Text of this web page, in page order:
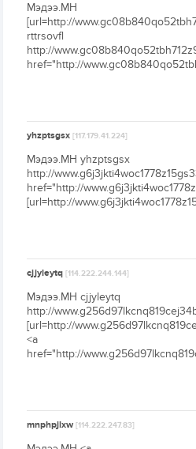
Мэдээ.МН
[url=http://
rttrsovfl
http://
href="http://
yhzptsgsx[117.179.41.224]
Мэдээ.МН yhzptsgsx
http://
href="http://
[url=http://
cjjyleytq[114.222.244.144]
Мэдээ.МН cjjyleytq
http://
[url=http://
<a
href="http://
mnphpjlxw[114.222.247.83]